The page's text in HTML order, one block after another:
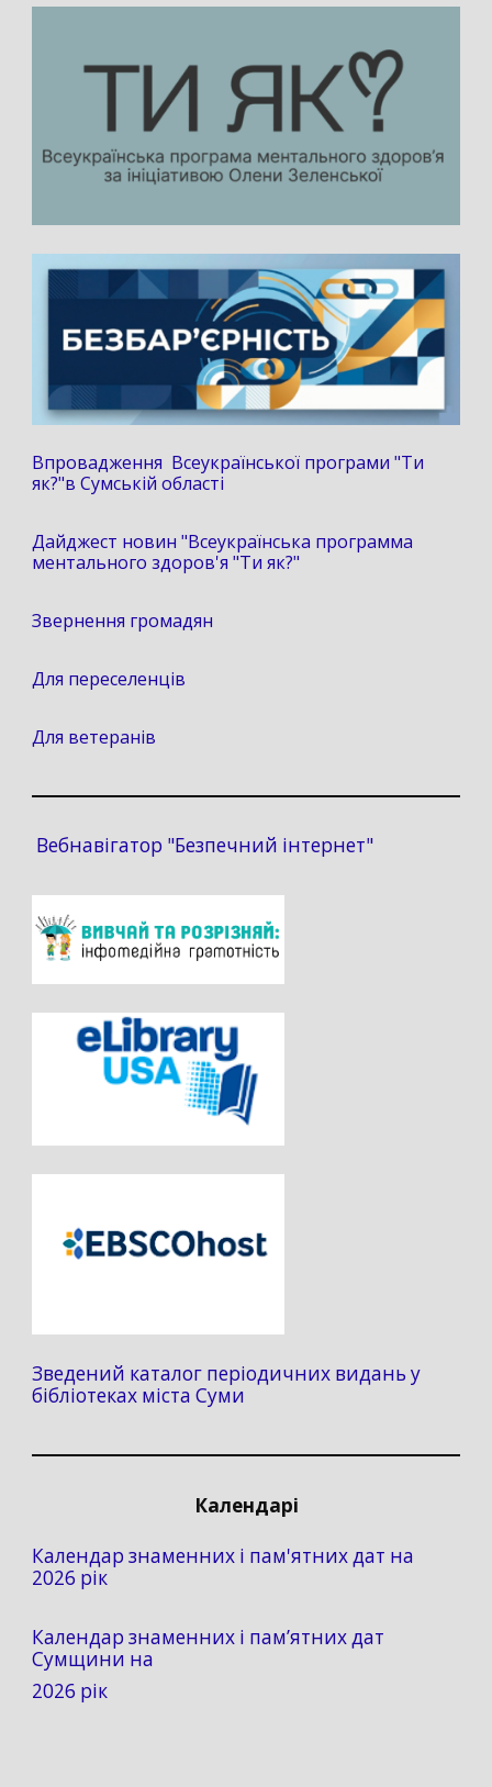
Впровадження Всеукраїнської програми "Ти
як?"в Сумській області
Дайджест новин "Всеукраїнська программа
ментального здоров'я "Ти як?"
Звернення громадян
Для переселенців
Для ветеранів
Вебнавігатор "Безпечний інтернет"
Зведений каталог періодичних видань у
бібліотеках міста Суми
Календарі
Календар знаменних і пам'ятних дат на
2026 рік
Календар знаменних і пам’ятних дат
Сумщини на
2026 рік